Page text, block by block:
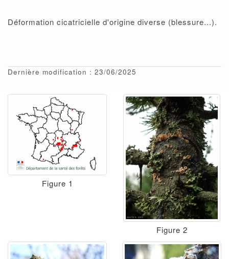
Déformation cicatricielle d'origine diverse (blessure...).
Dernière modification : 23/06/2025
Figure 1
Figure 2